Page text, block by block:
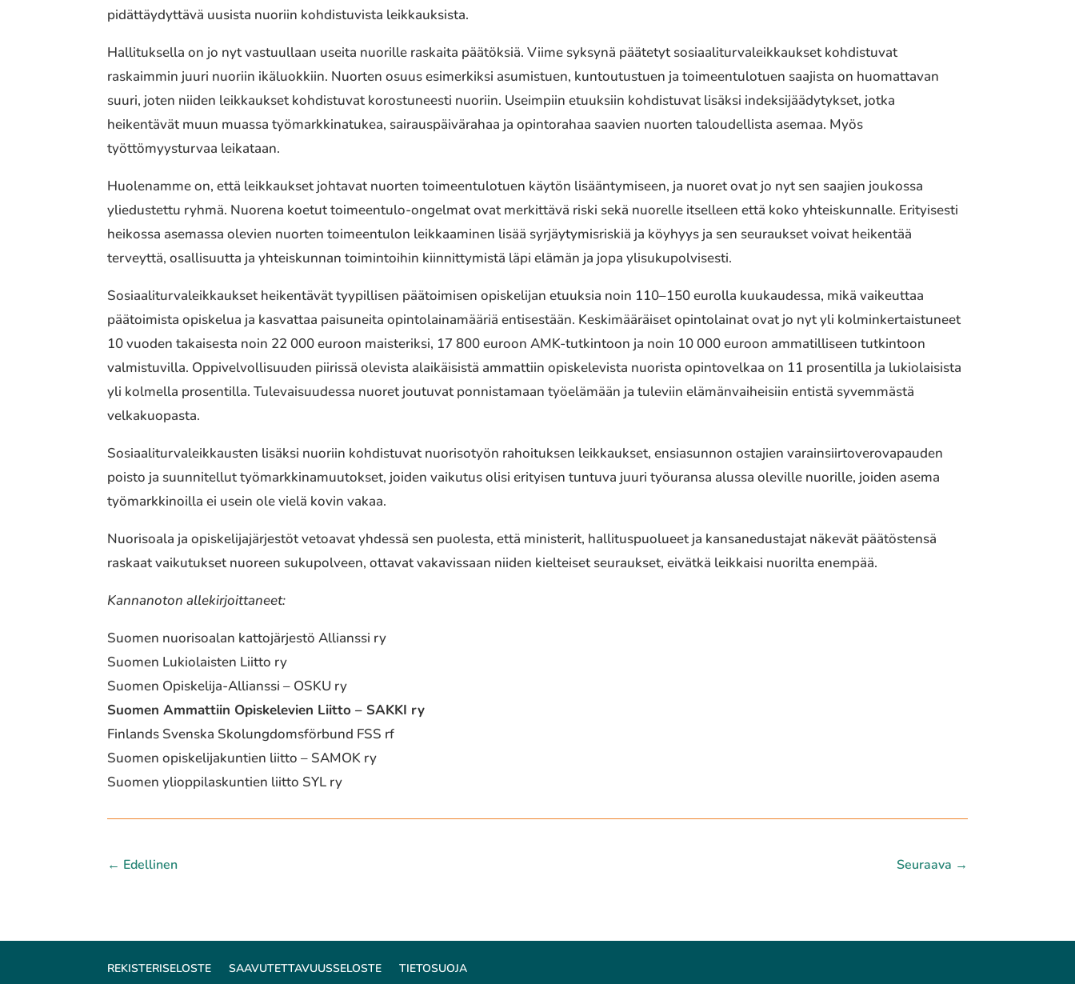
pidättäydyttävä uusista nuoriin kohdistuvista leikkauksista.
Hallituksella on jo nyt vastuullaan useita nuorille raskaita päätöksiä. Viime syksynä päätetyt sosiaaliturvaleikkaukset kohdistuvat
raskaimmin juuri nuoriin ikäluokkiin. Nuorten osuus esimerkiksi asumistuen, kuntoutustuen ja toimeentulotuen saajista on huomattavan
suuri, joten niiden leikkaukset kohdistuvat korostuneesti nuoriin. Useimpiin etuuksiin kohdistuvat lisäksi indeksijäädytykset, jotka
heikentävät muun muassa työmarkkinatukea, sairauspäivärahaa ja opintorahaa saavien nuorten taloudellista asemaa. Myös
työttömyysturvaa leikataan.
Huolenamme on, että leikkaukset johtavat nuorten toimeentulotuen käytön lisääntymiseen, ja nuoret ovat jo nyt sen saajien joukossa
yliedustettu ryhmä. Nuorena koetut toimeentulo-ongelmat ovat merkittävä riski sekä nuorelle itselleen että koko yhteiskunnalle. Erityisesti
heikossa asemassa olevien nuorten toimeentulon leikkaaminen lisää syrjäytymisriskiä ja köyhyys ja sen seuraukset voivat heikentää
terveyttä, osallisuutta ja yhteiskunnan toimintoihin kiinnittymistä läpi elämän ja jopa ylisukupolvisesti.
Sosiaaliturvaleikkaukset heikentävät tyypillisen päätoimisen opiskelijan etuuksia noin 110–150 eurolla kuukaudessa, mikä vaikeuttaa
päätoimista opiskelua ja kasvattaa paisuneita opintolainamääriä entisestään. Keskimääräiset opintolainat ovat jo nyt yli kolminkertaistuneet
10 vuoden takaisesta noin 22 000 euroon maisteriksi, 17 800 euroon AMK-tutkintoon ja noin 10 000 euroon ammatilliseen tutkintoon
valmistuvilla. Oppivelvollisuuden piirissä olevista alaikäisistä ammattiin opiskelevista nuorista opintovelkaa on 11 prosentilla ja lukiolaisista
yli kolmella prosentilla. Tulevaisuudessa nuoret joutuvat ponnistamaan työelämään ja tuleviin elämänvaiheisiin entistä syvemmästä
velkakuopasta.
Sosiaaliturvaleikkausten lisäksi nuoriin kohdistuvat nuorisotyön rahoituksen leikkaukset, ensiasunnon ostajien varainsiirtoverovapauden
poisto ja suunnitellut työmarkkinamuutokset, joiden vaikutus olisi erityisen tuntuva juuri työuransa alussa oleville nuorille, joiden asema
työmarkkinoilla ei usein ole vielä kovin vakaa.
Nuorisoala ja opiskelijajärjestöt vetoavat yhdessä sen puolesta, että ministerit, hallituspuolueet ja kansanedustajat näkevät päätöstensä
raskaat vaikutukset nuoreen sukupolveen, ottavat vakavissaan niiden kielteiset seuraukset, eivätkä leikkaisi nuorilta enempää.
Kannanoton allekirjoittaneet:
Suomen nuorisoalan kattojärjestö Allianssi ry
Suomen Lukiolaisten Liitto ry
Suomen Opiskelija-Allianssi – OSKU ry
Suomen Ammattiin Opiskelevien Liitto – SAKKI ry
Finlands Svenska Skolungdomsförbund FSS rf
Suomen opiskelijakuntien liitto – SAMOK ry
Suomen ylioppilaskuntien liitto SYL ry
← Edellinen Seuraava →
REKISTERISELOSTE SAAVUTETTAVUUSSELOSTE TIETOSUOJA